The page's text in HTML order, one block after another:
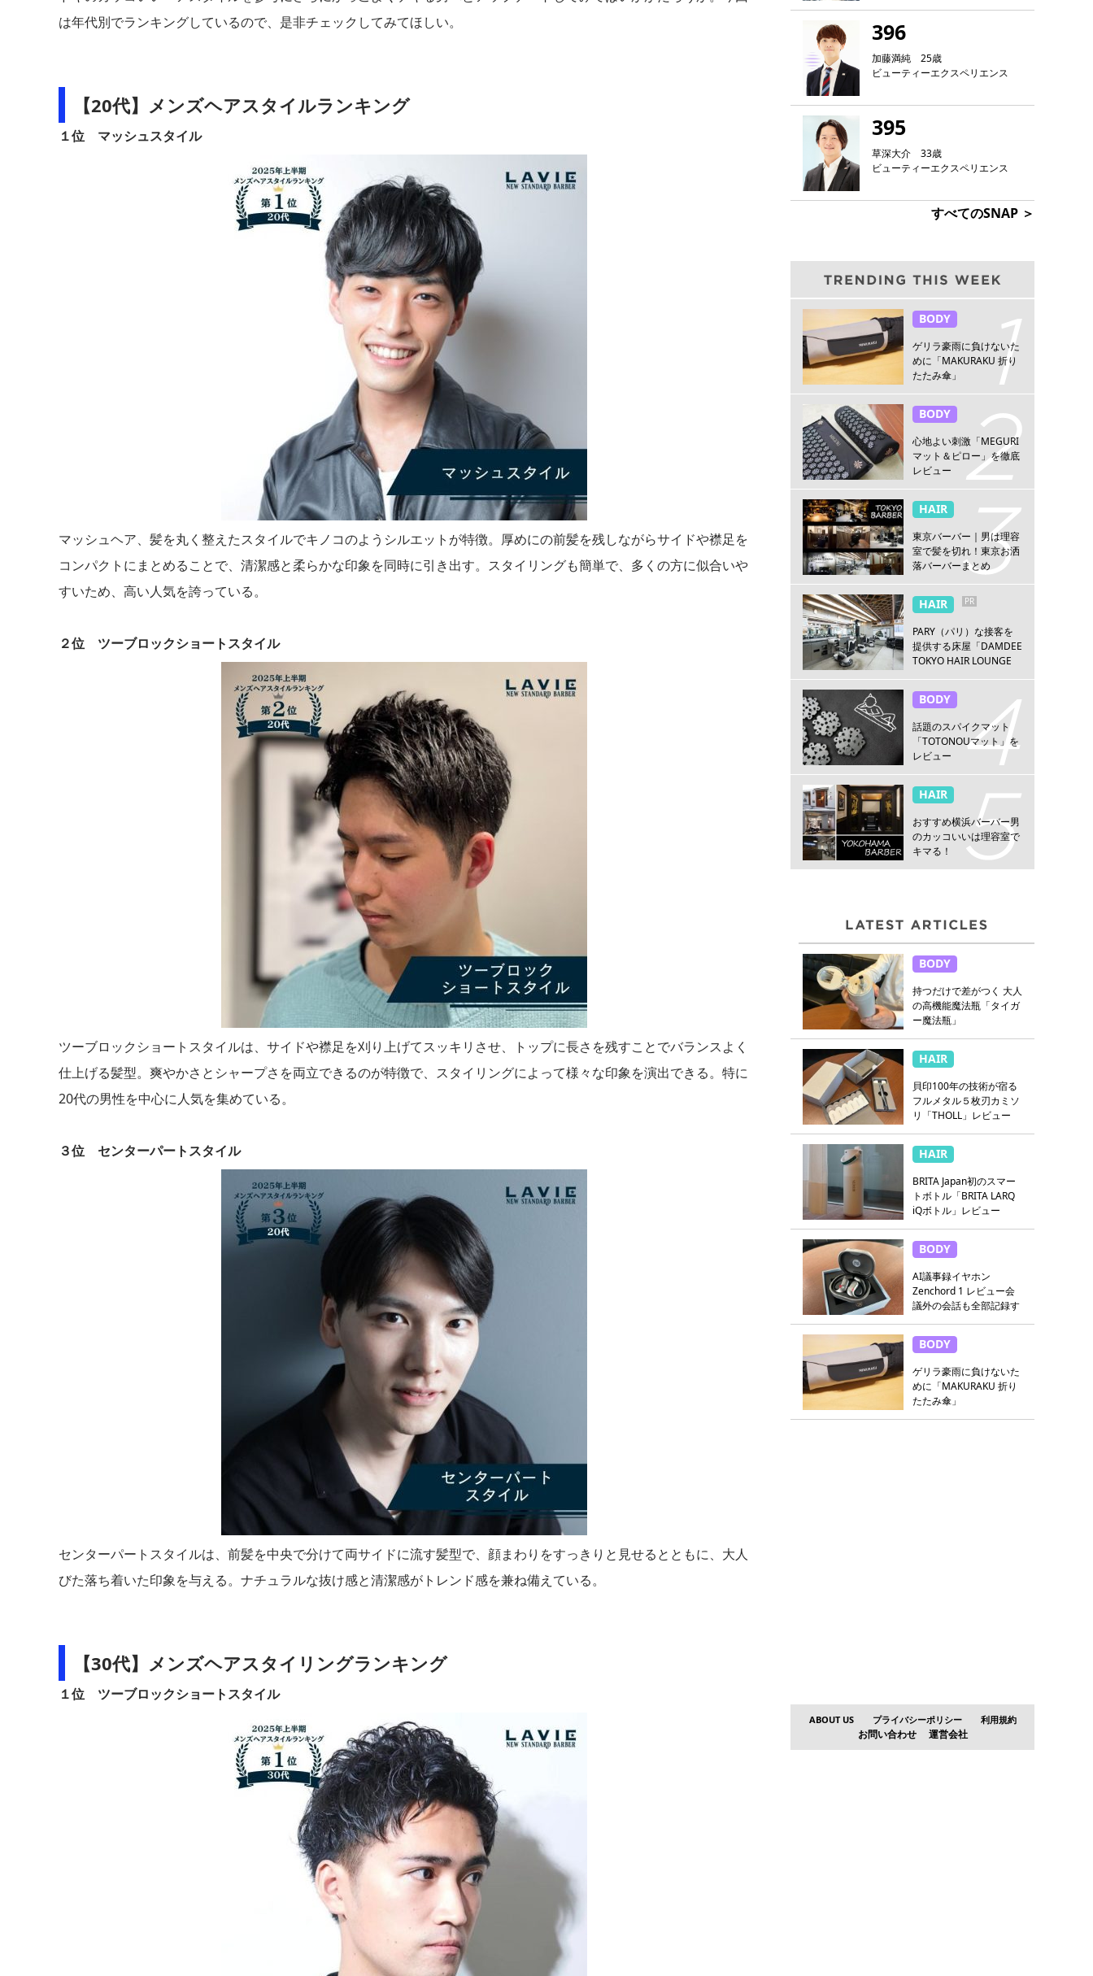
は年代別でランキングしているので、是非チェックしてみてほしい。
【20代】メンズヘアスタイルランキング
１位 マッシュスタイル
マッシュヘア、髪を丸く整えたスタイルでキノコのようシルエットが特徴。厚めにの前髪を残しながらサイドや襟足を
コンパクトにまとめることで、清潔感と柔らかな印象を同時に引き出す。スタイリングも簡単で、多くの方に似合いや
すいため、高い人気を誇っている。
２位 ツーブロックショートスタイル
ツーブロックショートスタイルは、サイドや襟足を刈り上げてスッキリさせ、トップに長さを残すことでバランスよく
仕上げる髪型。爽やかさとシャープさを両立できるのが特徴で、スタイリングによって様々な印象を演出できる。特に
20代の男性を中心に人気を集めている。
３位 センターパートスタイル
センターパートスタイルは、前髪を中央で分けて両サイドに流す髪型で、顔まわりをすっきりと見せるとともに、大人
びた落ち着いた印象を与える。ナチュラルな抜け感と清潔感がトレンド感を兼ね備えている。
【30代】メンズヘアスタイリングランキング
１位 ツーブロックショートスタイル
396
加藤満純 25歳
ビューティーエクスペリエンス
395
草深大介 33歳
ビューティーエクスペリエンス
すべてのSNAP ＞
BODY
ゲリラ豪雨に負けないた
めに「MAKURAKU 折り
たたみ傘」
BODY
心地よい刺激「MEGURI
マット＆ピロー」を徹底
レビュー
HAIR
東京バーバー｜男は理容
室で髪を切れ！東京お洒
落バーバーまとめ
HAIR PR
PARY（パリ）な接客を
提供する床屋「DAMDEE
TOKYO HAIR LOUNGE
BODY
話題のスパイクマット
「TOTONOUマット」を
レビュー
HAIR
おすすめ横浜バーバー男
のカッコいいは理容室で
キマる！
BODY
持つだけで差がつく 大人
の高機能魔法瓶「タイガ
ー魔法瓶」
HAIR
貝印100年の技術が宿る
フルメタル５枚刃カミソ
リ「THOLL」レビュー
HAIR
BRITA Japan初のスマー
トボトル「BRITA LARQ
iQボトル」レビュー
BODY
AI議事録イヤホン
Zenchord 1 レビュー会
議外の会話も全部記録す
BODY
ゲリラ豪雨に負けないた
めに「MAKURAKU 折り
たたみ傘」
ABOUT US プライバシーポリシー 利用規約
お問い合わせ 運営会社